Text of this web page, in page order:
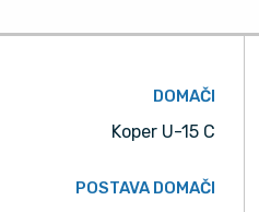
DOMAČI
Koper U-15 C
POSTAVA DOMAČI